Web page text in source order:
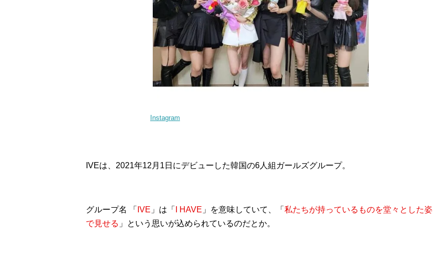
Instagram
IVEは、2021年12月1日にデビューした韓国の6人組ガールズグループ。
グループ名 「 IVE 」は「 I HAVE 」を意味していて、「 私たちが持っているものを堂々とした姿
で見せる 」という思いが込められているのだとか。